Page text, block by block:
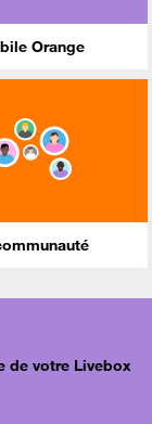
Orange
de votre Livebox